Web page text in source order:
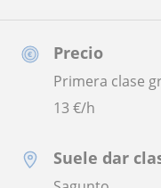
Precio
Primera clase
13 €/h
Suele dar